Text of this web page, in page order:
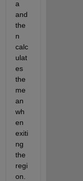
a
and
the
n
calc
ulat
es
the
me
an
wh
en
exiti
ng
the
regi
on.